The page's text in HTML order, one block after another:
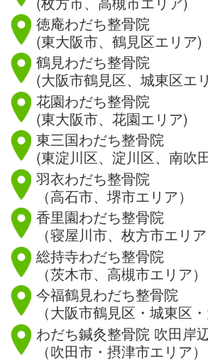
徳庵わだち整骨院
(東大阪市、鶴見区エリア)
鶴見わだち整骨院
(大阪市鶴見区、城東区エ
花園わだち整骨院
(東大阪市、花園エリア)
東三国わだち整骨院
(東淀川区、淀川区、南吹
羽衣わだち整骨院
（高石市、堺市エリア）
香里園わだち整骨院
（寝屋川市、枚方市エリア
総持寺わだち整骨院
（茨木市、高槻市エリア）
今福鶴見わだち整骨院
（大阪市鶴見区・城東区
わだち鍼灸整骨院 吹田岸
（吹田市・摂津市エリア）